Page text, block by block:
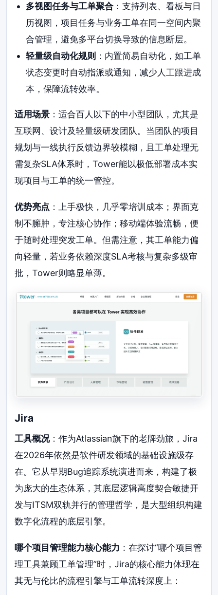
多视图任务与工单聚合：支持列表、看板与日
历视图，项目任务与业务工单在同一空间内聚
合管理，避免多平台切换导致的信息断层。
轻量级自动化规则 ：内置简易自动化，如工单
状态变更时自动指派或通知，减少人工跟进成
本，保障流转效率。
适用场景 ：适合百人以下的中小型团队，尤其是
互联网、设计及轻量级研发团队。当团队的项目
规划与一线执行反馈边界较模糊，且工单处理无
需复杂SLA体系时，Tower能以极低部署成本实
现项目与工单的统一管控。
优势亮点 ：上手极快，几乎零培训成本；界面克
制不臃肿，专注核心协作；移动端体验流畅，便
于随时处理突发工单。但需注意，其工单能力偏
向轻量，若业务依赖深度SLA考核与复杂多级审
批，Tower则略显单薄。
Jira
工具概况：作为Atlassian旗下的老牌劲旅，Jira
在2026年依然是软件研发领域的基础设施级存
在。它从早期Bug追踪系统演进而来，构建了极
为庞大的生态体系，其底层逻辑高度契合敏捷开
发与ITSM双轨并行的管理哲学，是大型组织构建
数字化流程的底层引擎。
哪个项目管理能力核心能力 ：在探讨“哪个项目管
理工具兼顾工单管理”时，Jira的核心能力体现在
其无与伦比的流程引擎与工单流转深度上：